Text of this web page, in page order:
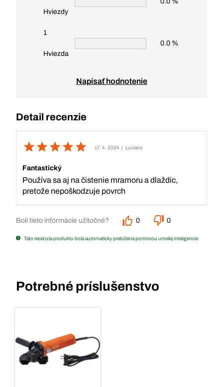
Hviezdy
1
Hviezda
0.0 %
Napísať hodnotenie
Detail recenzie
17. 4. 2024 | Luciano
Fantastický
Používa sa aj na čistenie mramoru a dlaždíc,
pretože nepoškodzuje povrch
Boli tieto informácie užitočné? 0 0
Táto recenzia produktu bola automaticky preložená pomocou umelej inteligencie
Potrebné príslušenstvo